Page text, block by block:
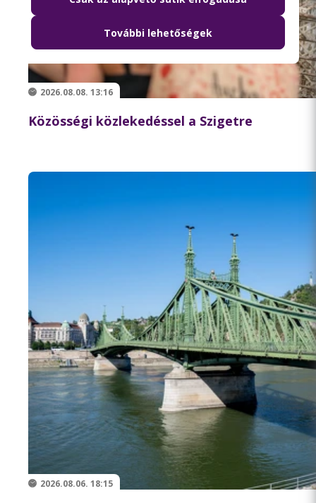
2026.08.08. 13:16
Közösségi közlekedéssel a Szigetre
2026.08.06. 18:15
További lehetőségek